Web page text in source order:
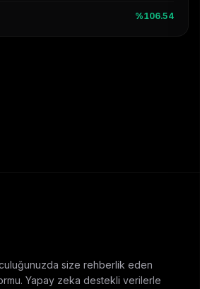
%106.54
size rehberlik eden
Yapay zeka destekli verilerle